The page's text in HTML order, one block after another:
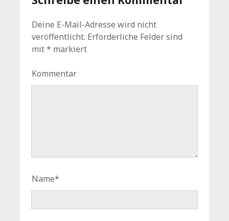
Deine E-Mail-Adresse wird nicht
veröffentlicht. Erforderliche Felder sind
mit* markiert
Kommentar
Name*